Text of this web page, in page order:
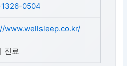
0504
www.wellsleep.co.kr/
진료